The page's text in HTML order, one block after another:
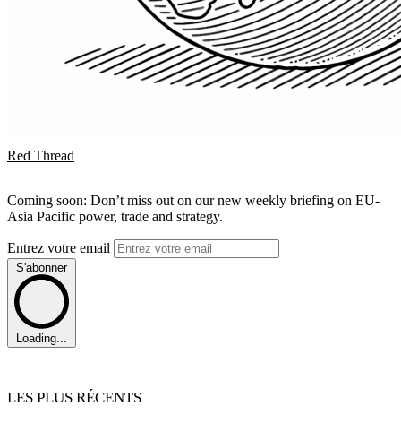
Red Thread
Coming soon: Don’t miss out on our new weekly briefing on EU-
Asia Pacific power, trade and strategy.
Entrez votre email
S'abonner
Loading...
LES PLUS RÉCENTS